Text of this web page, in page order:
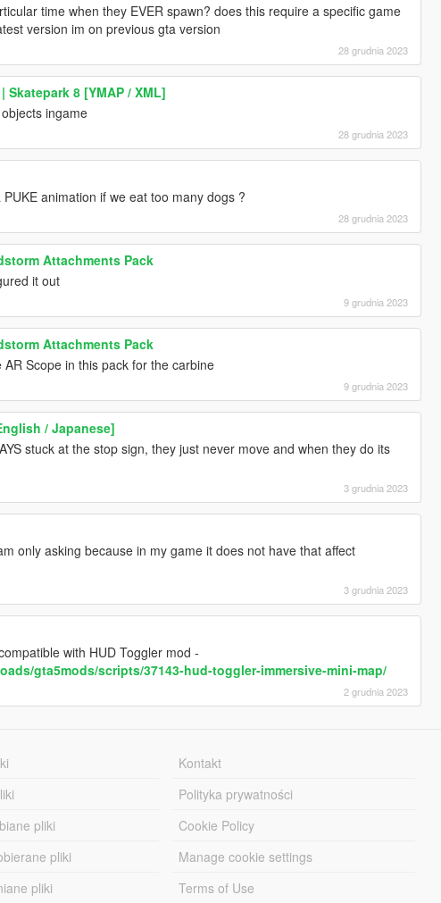
time when they EVER spawn? does this require a specific game
version im on previous gta version
28 grudnia 2023
Skatepark 8 [YMAP / XML]
ingame
28 grudnia 2023
animation if we eat too many dogs ?
28 grudnia 2023
Attachments Pack
it out
9 grudnia 2023
Attachments Pack
AR Scope in this pack for the carbine
9 grudnia 2023
/ Japanese]
stuck at the stop sign, they just never move and when they do its
3 grudnia 2023
only asking because in my game it does not have that affect
3 grudnia 2023
with HUD Toggler mod -
gta5mods/scripts/37143-hud-toggler-immersive-mini-map/
2 grudnia 2023
pliki
pliki
pliki
Kontakt
Polityka prywatności
Cookie Policy
Manage cookie settings
Terms of Use